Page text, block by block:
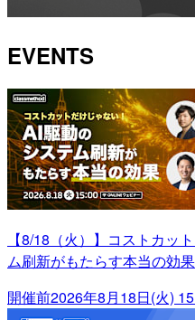
EVENTS
【8/18（火）】コストカッ
ム刷新がもたらす本当の効果
開催前2026年8月18日(火)